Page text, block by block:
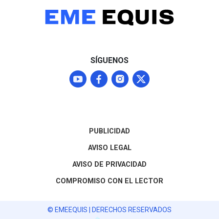
negociaciones para
normalizar los envíos que
SÍGUENOS
PUBLICIDAD
AVISO LEGAL
AVISO DE PRIVACIDAD
COMPROMISO CON EL LECTOR
© EMEEQUIS | DERECHOS RESERVADOS